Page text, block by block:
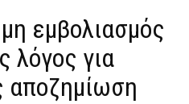
Newsεμβολιασμός
λόγος για
αποζημίωση